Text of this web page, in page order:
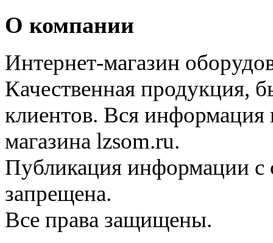
О компании
Интернет-магазин
Качественная продукция,
клиентов. Вся информация
магазина lzsom.ru.
Публикация информации с
запрещена.
Все права защищены.